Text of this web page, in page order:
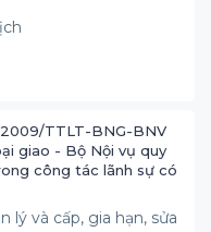
TTLT-BNG-BNV
giao - Bộ Nội vụ quy
công tác lãnh sự có
lý và cấp, gia hạn, sửa